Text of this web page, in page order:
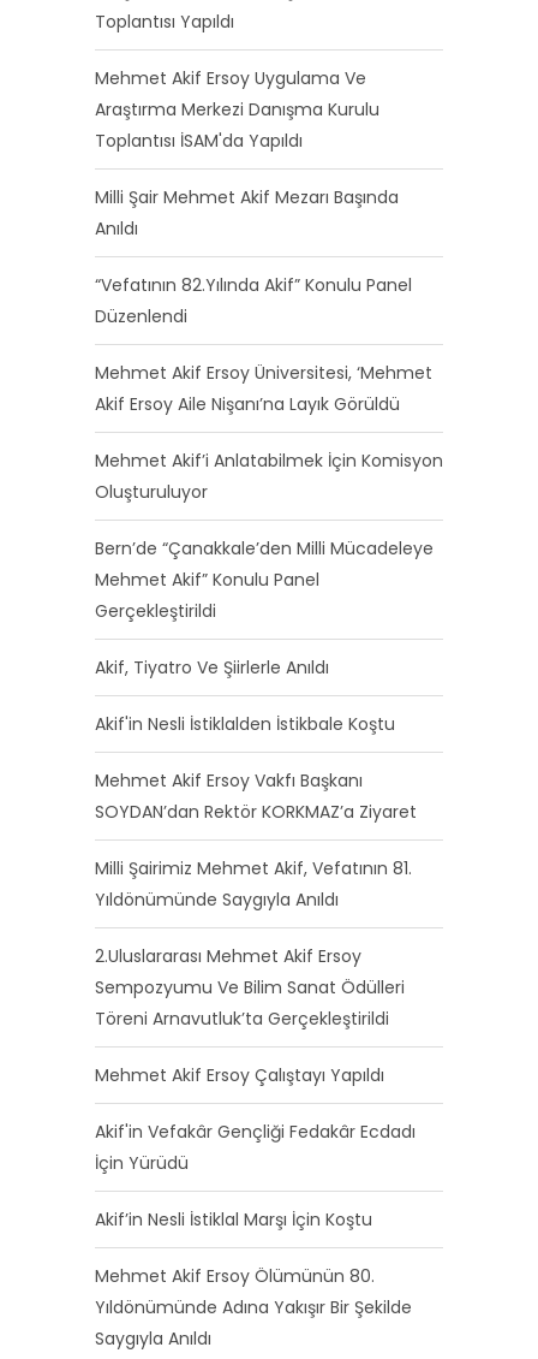
Toplantısı Yapıldı
Mehmet Akif Ersoy Uygulama Ve
Araştırma Merkezi Danışma Kurulu
Toplantısı İSAM'da Yapıldı
Milli Şair Mehmet Akif Mezarı Başında
Anıldı
“Vefatının 82.Yılında Akif” Konulu Panel
Düzenlendi
Mehmet Akif Ersoy Üniversitesi, ‘Mehmet
Akif Ersoy Aile Nişanı’na Layık Görüldü
Mehmet Akif’i Anlatabilmek İçin Komisyon
Oluşturuluyor
Bern’de “Çanakkale’den Milli Mücadeleye
Mehmet Akif” Konulu Panel
Gerçekleştirildi
Akif, Tiyatro Ve Şiirlerle Anıldı
Akif'in Nesli İstiklalden İstikbale Koştu
Mehmet Akif Ersoy Vakfı Başkanı
SOYDAN’dan Rektör KORKMAZ’a Ziyaret
Milli Şairimiz Mehmet Akif, Vefatının 81.
Yıldönümünde Saygıyla Anıldı
2.Uluslararası Mehmet Akif Ersoy
Sempozyumu Ve Bilim Sanat Ödülleri
Töreni Arnavutluk’ta Gerçekleştirildi
Mehmet Akif Ersoy Çalıştayı Yapıldı
Akif'in Vefakâr Gençliği Fedakâr Ecdadı
İçin Yürüdü
Akif’in Nesli İstiklal Marşı İçin Koştu
Mehmet Akif Ersoy Ölümünün 80.
Yıldönümünde Adına Yakışır Bir Şekilde
Saygıyla Anıldı